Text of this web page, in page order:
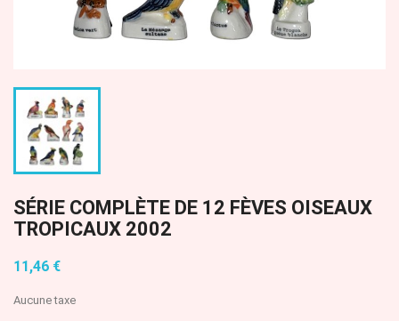
SÉRIE COMPLÈTE DE 12 FÈVES OISEAUX
TROPICAUX 2002
11,46 €
Aucune taxe